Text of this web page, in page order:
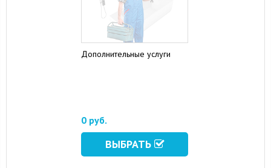
Дополнительные услуги
0 руб.
ВЫБРАТЬ